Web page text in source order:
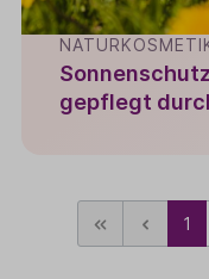
gepflegt
1